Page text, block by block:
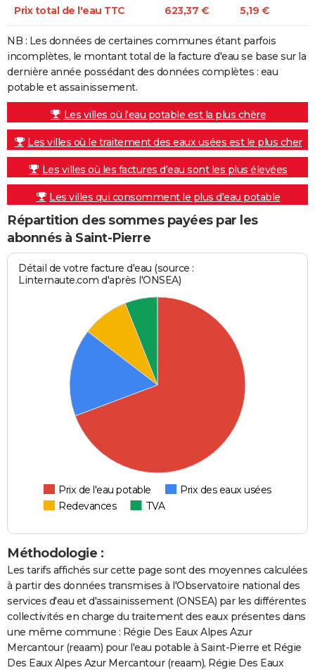
Prix total de l'eau TTC 623,37 € 5,19 €
NB : Les données de certaines communes étant parfois
incomplètes, le montant total de la facture d'eau se base sur la
dernière année possédant des données complètes : eau
potable et assainissement.
Les villes où l'eau potable est la plus chère
Les villes où le traitement des eaux usées est le plus cher
Les villes où les factures d'eau sont les plus élevées
Les villes qui consomment le plus d'eau potable
Répartition des sommes payées par les
abonnés à Saint-Pierre
Détail de votre facture d'eau (source :
Linternaute.com d'après l'ONSEA)
Prix de l'eau potable
Prix des eaux usées
Redevances
TVA
Méthodologie :
Les tarifs affichés sur cette page sont des moyennes calculées
à partir des données transmises à l'Observatoire national des
services d'eau et d'assainissement (ONSEA) par les différentes
collectivités en charge du traitement des eaux présentes dans
une même commune : Régie Des Eaux Alpes Azur
Mercantour (reaam) pour l'eau potable à Saint-Pierre et Régie
Des Eaux Alpes Azur Mercantour (reaam), Régie Des Eaux